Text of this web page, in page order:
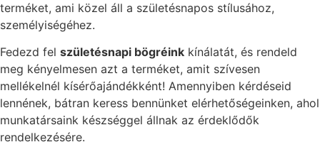
terméket, ami közel áll a születésnapos stílusához,
személyiségéhez.
Fedezd fel születésnapi bögréink kínálatát, és rendeld
meg kényelmesen azt a terméket, amit szívesen
mellékelnél kísérőajándékként! Amennyiben kérdéseid
lennének, bátran keress bennünket elérhetőségeinken, ahol
munkatársaink készséggel állnak az érdeklődők
rendelkezésére.